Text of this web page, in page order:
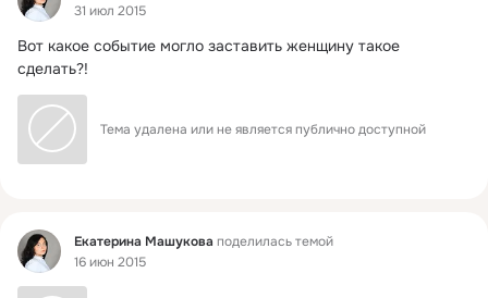
31 июл 2015
Вот какое событие могло заставить женщину такое
сделать?!
Тема удалена или не является публично доступной
Фид Екатерина Машукова поделилась темой
16 июн 2015